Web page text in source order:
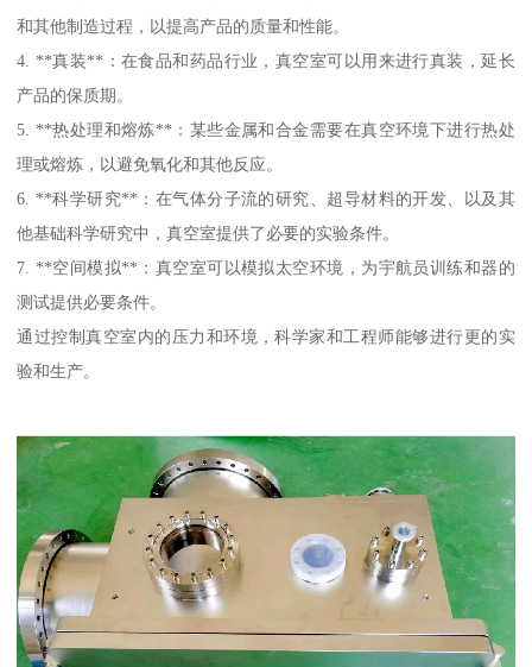
和其他制造过程，以提高产品的质量和性能。
4. **真装**：在食品和药品行业，真空室可以用来进行真装，延长
产品的保质期。
5. **热处理和熔炼**：某些金属和合金需要在真空环境下进行热处
理或熔炼，以避免氧化和其他反应。
6. **科学研究**：在气体分子流的研究、超导材料的开发、以及其
他基础科学研究中，真空室提供了必要的实验条件。
7. **空间模拟**：真空室可以模拟太空环境，为宇航员训练和器的
测试提供必要条件。
通过控制真空室内的压力和环境，科学家和工程师能够进行更的实
验和生产。